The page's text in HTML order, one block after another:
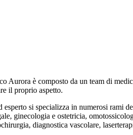
Aurora è composto da un team di
il proprio aspetto.
si specializza in numerosi rami
ginecologia e ostetricia,
diagnostica vascolare,